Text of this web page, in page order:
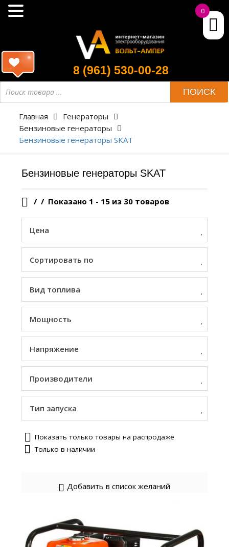
8 (961) 530-00-28
товара
ПОИСК
Главная
Генераторы
Бензиновые генераторы
Бензиновые генераторы SKAT
Бензиновые генераторы SKAT
/ Показано 1 - 15 из 30 товаров
Цена
Сортировать по
Вид топлива
Мощность
Напряжение
Производители
Тип запуска
Показать только товары на распродаже
Только в наличии
Добавить в список желаний
0